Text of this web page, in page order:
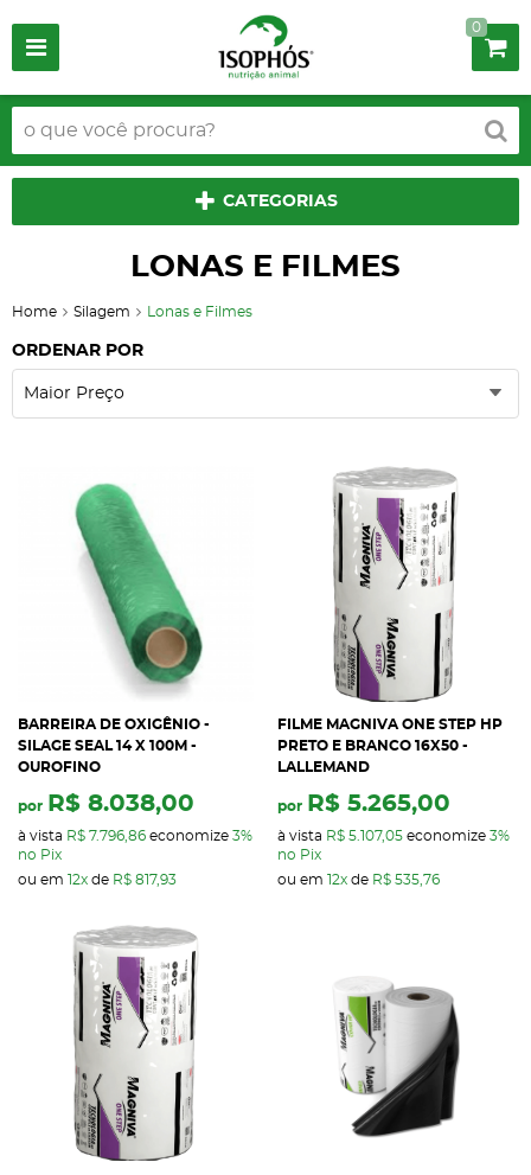
0
CATEGORIAS
LONAS E FILMES
Home Silagem Lonas e Filmes
ORDENAR POR
Maior Preço
BARREIRA DE OXIGÊNIO -
SILAGE SEAL 14 X 100M -
OUROFINO
por R$ 8.038,00
à vista R$ 7.796,86 economize 3%
no Pix
ou em 12x de R$ 817,93
FILME MAGNIVA ONE STEP HP
PRETO E BRANCO 16X50 -
LALLEMAND
por R$ 5.265,00
à vista R$ 5.107,05 economize 3%
no Pix
ou em 12x de R$ 535,76